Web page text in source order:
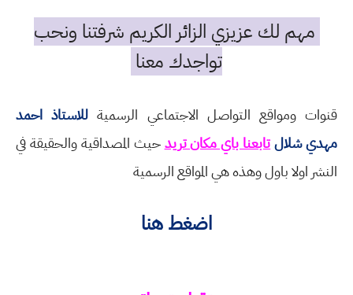
مهم لك عزيزي الزائر الكريم شرفتنا ونحب
تواجدك معنا
قنوات ومواقع التواصل الاجتماعي الرسمية للاستاذ احمد
مهدي شلالتابعنا باي مكان تريدحيث المصداقية والحقيقة في
النشر اولا باول وهذه هي المواقع الرسمية
اضغط هنا